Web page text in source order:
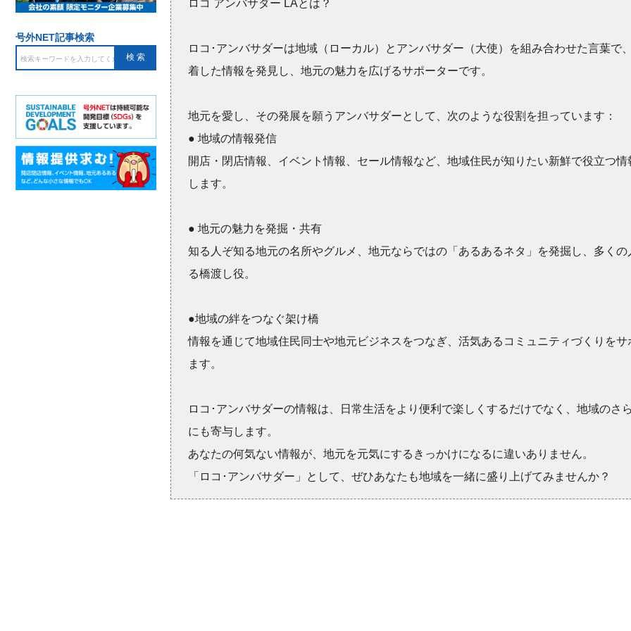
ロコ アンバサダー LAとは？
ロコ･アンバサダーは地域（ローカル）とアンバサダー（大使）を組み合わせた言葉で
着した情報を発見し、地元の魅力を広げるサポーターです。
地元を愛し、その発展を願うアンバサダーとして、次のような役割を担っています：
● 地域の情報発信
開店・閉店情報、イベント情報、セール情報など、地域住民が知りたい新鮮で役立つ情
します。
● 地元の魅力を発掘・共有
知る人ぞ知る地元の名所やグルメ、地元ならではの「あるあるネタ」を発掘し、多くの
る橋渡し役。
●地域の絆をつなぐ架け橋
情報を通じて地域住民同士や地元ビジネスをつなぎ、活気あるコミュニティづくりをサ
ます。
ロコ･アンバサダーの情報は、日常生活をより便利で楽しくするだけでなく、地域のさ
にも寄与します。
あなたの何気ない情報が、地元を元気にするきっかけになるに違いありません。
「ロコ･アンバサダー」として、ぜひあなたも地域を一緒に盛り上げてみませんか？
号外NET記事検索